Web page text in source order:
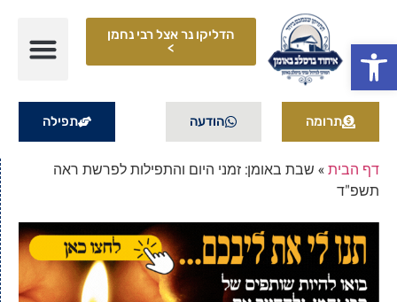
פתח סרגל נגישות
הדליקו נר אצל רבי נחמן
>
תרומה הודעה תפילה
דף הבית» שבת באומן: זמני היום והתפילות לפרשת ראה
תשפ"ד